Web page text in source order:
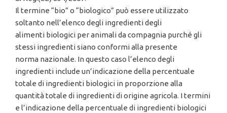
Il termine “bio” o “biologico” può essere utilizzato
soltanto nell’elenco degli ingredienti degli
alimenti biologici per animali da compagnia purché gli
stessi ingredienti siano conformi alla presente
norma nazionale. In questo caso l’elenco degli
ingredienti include un’indicazione della percentuale
totale di ingredienti biologici in proporzione alla
quantità totale di ingredienti di origine agricola. I termini
e l’indicazione della percentuale di ingredienti biologici